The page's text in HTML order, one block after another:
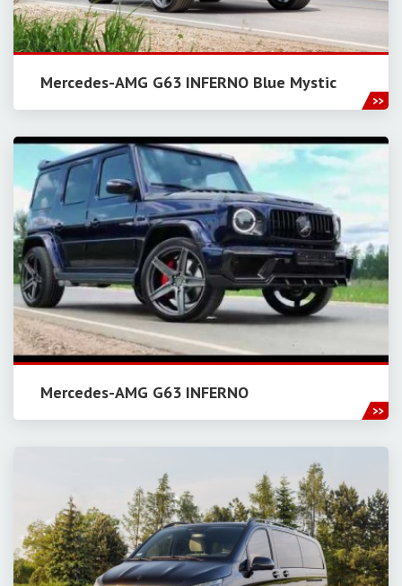
Mercedes-AMG G63 INFERNO Blue Mystic
Mercedes-AMG G63 INFERNO